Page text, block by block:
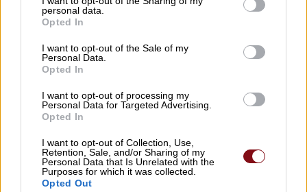
personal data.
Opted In
I want to opt-out of the Sale of my
Personal Data.
Opted In
I want to opt-out of processing my
Personal Data for Targeted Advertising.
Opted In
I want to opt-out of Collection, Use,
Retention, Sale, and/or Sharing of my
Personal Data that Is Unrelated with the
Purposes for which it was collected.
Opted Out